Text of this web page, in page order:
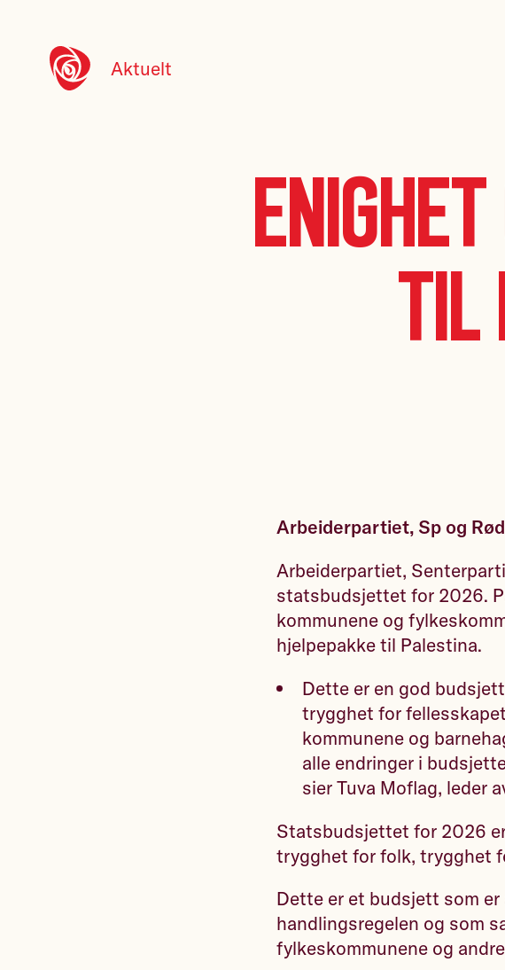
Aktuelt
til
Arbeiderpartiet, Sp og
Arbeiderpartiet,
statsbudsjettet for 2026.
kommunene og
hjelpepakke til Palestina.
Dette er en god
trygghet for
kommunene og
alle endringer i
sier Tuva Moflag, leder
Statsbudsjettet for 2026
trygghet for folk, trygghet
Dette er et budsjett som
handlingsregelen og som
fylkeskommunene og